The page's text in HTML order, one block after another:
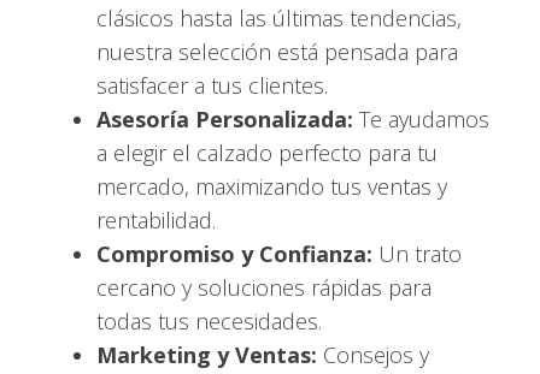
clásicos hasta las últimas tendencias,
nuestra selección está pensada para
satisfacer a tus clientes.
Asesoría Personalizada: Te ayudamos
a elegir el calzado perfecto para tu
mercado, maximizando tus ventas y
rentabilidad.
Compromiso y Confianza: Un trato
cercano y soluciones rápidas para
todas tus necesidades.
Marketing y Ventas: Consejos y